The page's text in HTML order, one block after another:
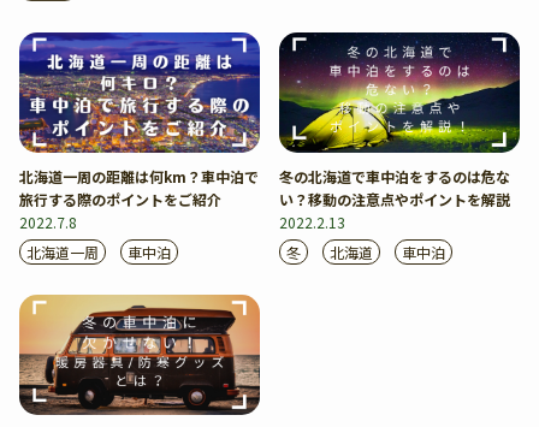
北海道一周の距離は何km？車中泊で
旅行する際のポイントをご紹介
2022.7.8
北海道一周
車中泊
冬の北海道で車中泊をするのは危な
い？移動の注意点やポイントを解説
2022.2.13
冬
北海道 車中泊